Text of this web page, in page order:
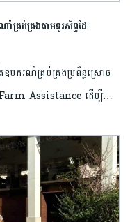
ាំគ្រប់គ្រងតាមទូរស័ព្ទដៃ
តឧបករណ៍គ្រប់គ្រងប្រព័ន្ធស្រោច
Farm Assistance ដើម្បី…